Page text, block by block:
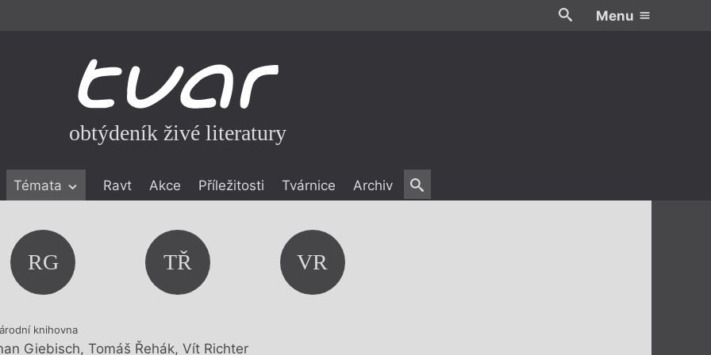
Menu
obtýdeník živé literatury
Témata Ravt Akce Příležitosti Tvárnice Archiv
RG TŘ VR
knihovna
Giebisch, Tomáš Řehák, Vít Richter